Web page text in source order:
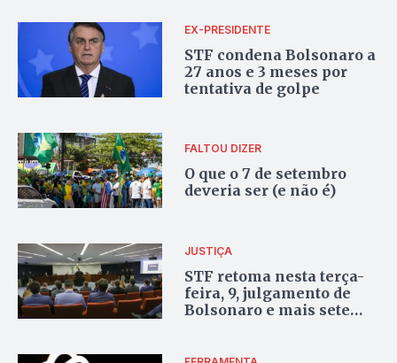
EX-PRESIDENTE
STF condena Bolsonaro a
27 anos e 3 meses por
tentativa de golpe
FALTOU DIZER
O que o 7 de setembro
deveria ser (e não é)
JUSTIÇA
STF retoma nesta terça-
feira, 9, julgamento de
Bolsonaro e mais sete